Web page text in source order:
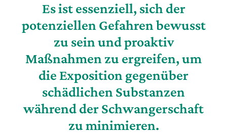
Es ist essenziell, sich der
potenziellen Gefahren bewusst
zu sein und proaktiv
Maßnahmen zu ergreifen, um
die Exposition gegenüber
schädlichen Substanzen
während der Schwangerschaft
zu minimieren.